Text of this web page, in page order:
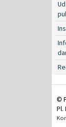
©
Pl.